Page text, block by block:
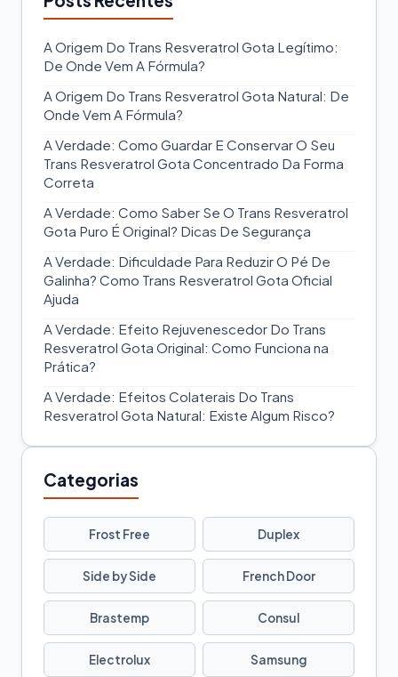
A Origem Do Trans Resveratrol Gota Legítimo:
De Onde Vem A Fórmula?
A Origem Do Trans Resveratrol Gota Natural: De
Onde Vem A Fórmula?
A Verdade: Como Guardar E Conservar O Seu
Trans Resveratrol Gota Concentrado Da Forma
Correta
A Verdade: Como Saber Se O Trans Resveratrol
Gota Puro É Original? Dicas De Segurança
A Verdade: Dificuldade Para Reduzir O Pé De
Galinha? Como Trans Resveratrol Gota Oficial
Ajuda
A Verdade: Efeito Rejuvenescedor Do Trans
Resveratrol Gota Original: Como Funciona na
Prática?
A Verdade: Efeitos Colaterais Do Trans
Resveratrol Gota Natural: Existe Algum Risco?
Categorias
Frost Free Duplex
Side by Side French Door
Brastemp Consul
Electrolux Samsung